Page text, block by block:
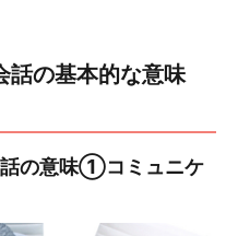
話の基本的な意味
話の意味①コミュニケ